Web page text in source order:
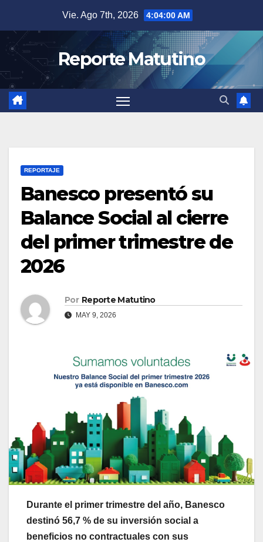
contenido
Vie. Ago 7th, 2026 4:04:01 AM
Reporte Matutino
REPORTAJE
Banesco presentó su
Balance Social al cierre
del primer trimestre de
2026
Por Reporte Matutino
MAY 9, 2026
Durante el primer trimestre del año, Banesco
destinó 56,7 % de su inversión social a
beneficios no contractuales con sus